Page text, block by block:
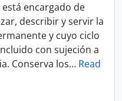
encargado de
describir y servir la
y cuyo ciclo
con sujeción a
Conserva los… Read